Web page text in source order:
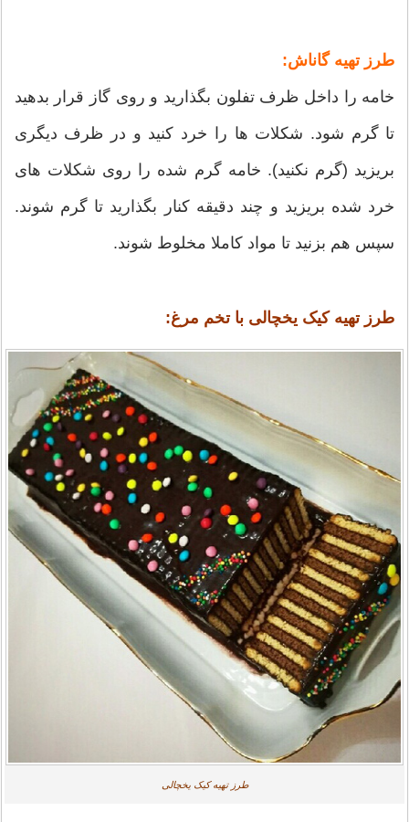
طرز تهیه گاناش:
خامه را داخل ظرف تفلون بگذارید و روی گاز قرار بدهید
تا گرم شود. شکلات ها را خرد کنید و در ظرف دیگری
بریزید (گرم نکنید). خامه گرم شده را روی شکلات های
خرد شده بریزید و چند دقیقه کنار بگذارید تا گرم شوند.
سپس هم بزنید تا مواد کاملا مخلوط شوند.
طرز تهیه کیک یخچالی با تخم مرغ:
طرز تهيه كيک يخچالی